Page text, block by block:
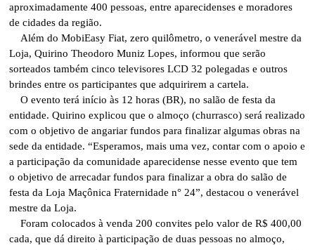
aproximadamente 400 pessoas, entre aparecidenses e moradores
de cidades da região.
Além do MobiEasy Fiat, zero quilômetro, o venerável mestre da
Loja, Quirino Theodoro Muniz Lopes, informou que serão
sorteados também cinco televisores LCD 32 polegadas e outros
brindes entre os participantes que adquirirem a cartela.
O evento terá início às 12 horas (BR), no salão de festa da
entidade. Quirino explicou que o almoço (churrasco) será realizado
com o objetivo de angariar fundos para finalizar algumas obras na
sede da entidade. “Esperamos, mais uma vez, contar com o apoio e
a participação da comunidade aparecidense nesse evento que tem
o objetivo de arrecadar fundos para finalizar a obra do salão de
festa da Loja Maçônica Fraternidade n° 24”, destacou o venerável
mestre da Loja.
Foram colocados à venda 200 convites pelo valor de R$ 400,00
cada, que dá direito à participação de duas pessoas no almoço,